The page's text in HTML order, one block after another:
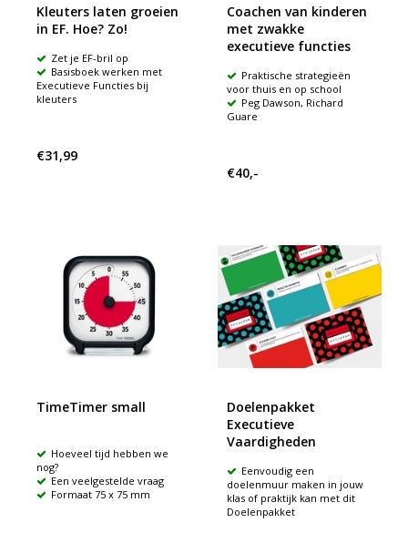
Kleuters laten groeien
in EF. Hoe? Zo!
Zet je EF-bril op
Basisboek werken met
Executieve Functies bij
kleuters
€31,99
Coachen van kinderen
met zwakke
executieve functies
Praktische strategieën
voor thuis en op school
Peg Dawson, Richard
Guare
€40,-
TimeTimer small
Hoeveel tijd hebben we
nog?
Een veelgestelde vraag
Formaat 75 x 75 mm
Doelenpakket
Executieve
Vaardigheden
Eenvoudig een
doelenmuur maken in jouw
klas of praktijk kan met dit
Doelenpakket